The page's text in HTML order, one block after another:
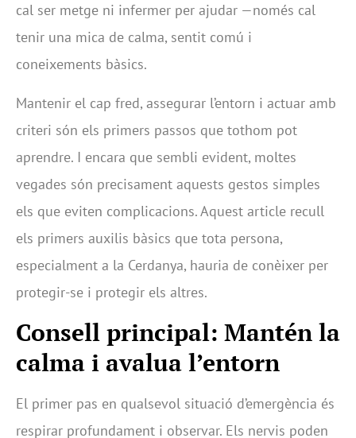
cal ser metge ni infermer per ajudar —només cal
tenir una mica de calma, sentit comú i
coneixements bàsics.
Mantenir el cap fred, assegurar l’entorn i actuar amb
criteri són els primers passos que tothom pot
aprendre. I encara que sembli evident, moltes
vegades són precisament aquests gestos simples
els que eviten complicacions. Aquest article recull
els primers auxilis bàsics que tota persona,
especialment a la Cerdanya, hauria de conèixer per
protegir-se i protegir els altres.
Consell principal: Mantén la
calma i avalua l’entorn
El primer pas en qualsevol situació d’emergència és
respirar profundament i observar. Els nervis poden